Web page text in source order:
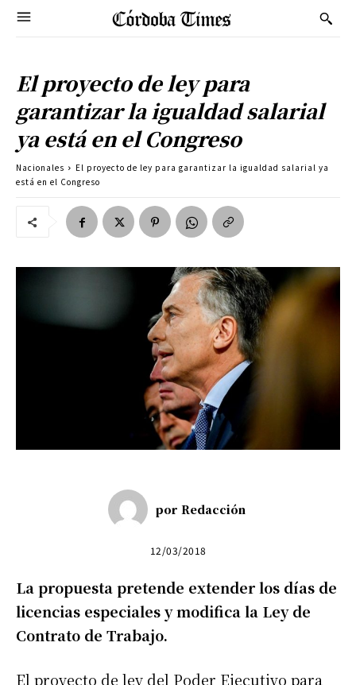
El proyecto de ley para
garantizar la igualdad salarial
ya está en el Congreso
Nacionales
El proyecto de ley para garantizar la igualdad salarial ya
está en el Congreso
por Redacción
12/03/2018
La propuesta pretende extender los días de
licencias especiales y modifica la Ley de
Contrato de Trabajo.
El proyecto de ley del Poder Ejecutivo para